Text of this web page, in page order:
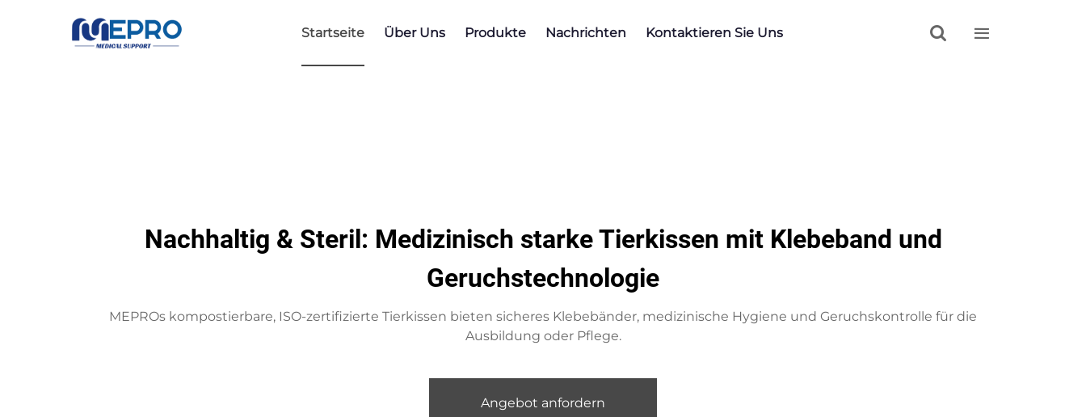
Startseite Über Uns Produkte Nachrichten Kontaktieren Sie Uns  
Nachhaltig & Steril: Medizinisch starke Tierkissen mit Klebeband und
Geruchstechnologie
MEPROs kompostierbare, ISO-zertifizierte Tierkissen bieten sicheres Klebebänder, medizinische Hygiene und Geruchskontrolle für die
Ausbildung oder Pflege.
Angebot anfordern